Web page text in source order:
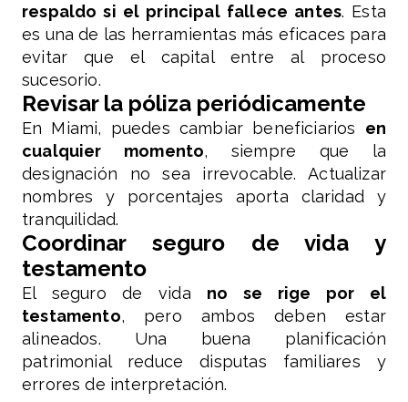
respaldo si el principal fallece antes. Esta
es una de las herramientas más eficaces para
evitar que el capital entre al proceso
sucesorio.
Revisar la póliza periódicamente
En Miami, puedes cambiar beneficiarios en
cualquier momento, siempre que la
designación no sea irrevocable. Actualizar
nombres y porcentajes aporta claridad y
tranquilidad.
Coordinar seguro de vida y
testamento
El seguro de vida no se rige por el
testamento, pero ambos deben estar
alineados. Una buena planificación
patrimonial reduce disputas familiares y
errores de interpretación.